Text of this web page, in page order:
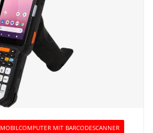
MOBILCOMPUTER MIT BARCODESCANNER